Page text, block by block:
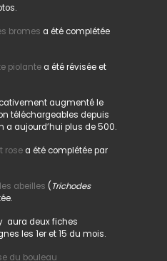
bromes a été complétée
piolantea été révisée et
augmenté le
téléchargeables depuis
a aujourd’hui plus de 500.
rosea été complétée par
abeilles (Trichodes
aura deux fiches
les 1er et 15 du mois.
du bouleau